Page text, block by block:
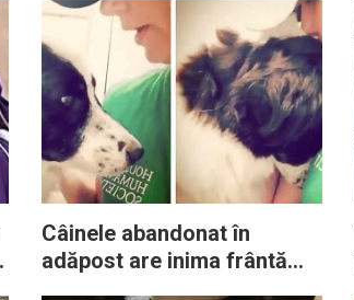
Câinele abandonat în
adăpost are inima frântă